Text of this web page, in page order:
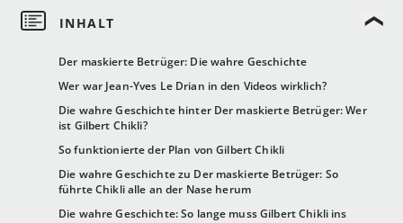
Der maskierte Betrüger: Die wahre Geschichte
Wer war Jean-Yves Le Drian in den Videos wirklich?
Die wahre Geschichte hinter Der maskierte Betrüger: Wer
ist Gilbert Chikli?
So funktionierte der Plan von Gilbert Chikli
Die wahre Geschichte zu Der maskierte Betrüger: So
führte Chikli alle an der Nase herum
Die wahre Geschichte: So lange muss Gilbert Chikli ins